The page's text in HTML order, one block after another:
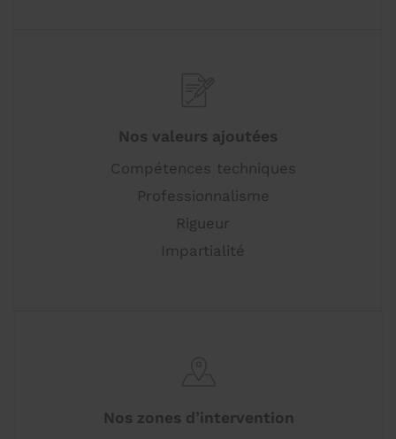
Nos valeurs ajoutées
Compétences techniques
Professionnalisme
Rigueur
Impartialité
Nos zones d’intervention